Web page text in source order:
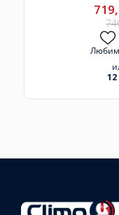
Избрани